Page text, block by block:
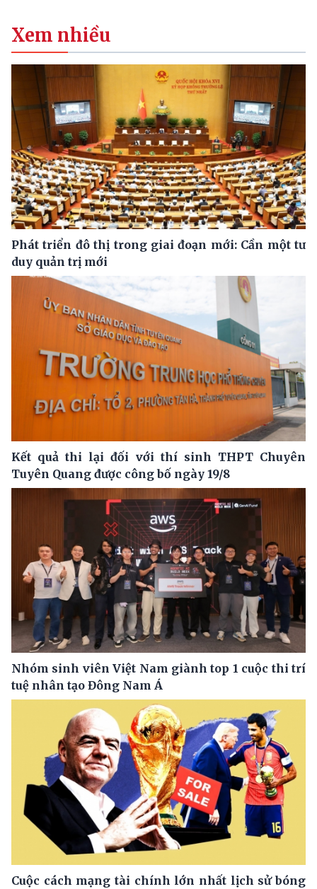
Xem nhiều
Phát triển đô thị trong giai đoạn mới: Cần một tư
duy quản trị mới
Kết quả thi lại đối với thí sinh THPT Chuyên
Tuyên Quang được công bố ngày 19/8
Nhóm sinh viên Việt Nam giành top 1 cuộc thi trí
tuệ nhân tạo Đông Nam Á
Cuộc cách mạng tài chính lớn nhất lịch sử bóng